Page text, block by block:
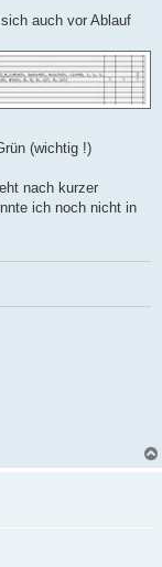
auch vor Ablauf
(wichtig !)
nach kurzer
ich noch nicht in